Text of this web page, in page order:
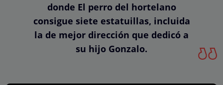
donde El perro del hortelano
consigue siete estatuillas, incluida
la de mejor dirección que dedicó a
su hijo Gonzalo.